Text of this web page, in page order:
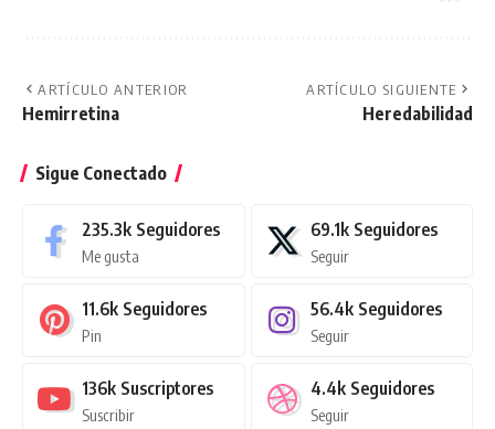
ARTÍCULO ANTERIOR
Hemirretina
ARTÍCULO SIGUIENTE
Heredabilidad
Sigue Conectado
235.3k Seguidores
Me gusta
69.1k Seguidores
Seguir
11.6k Seguidores
Pin
56.4k Seguidores
Seguir
136k Suscriptores
Suscribir
4.4k Seguidores
Seguir